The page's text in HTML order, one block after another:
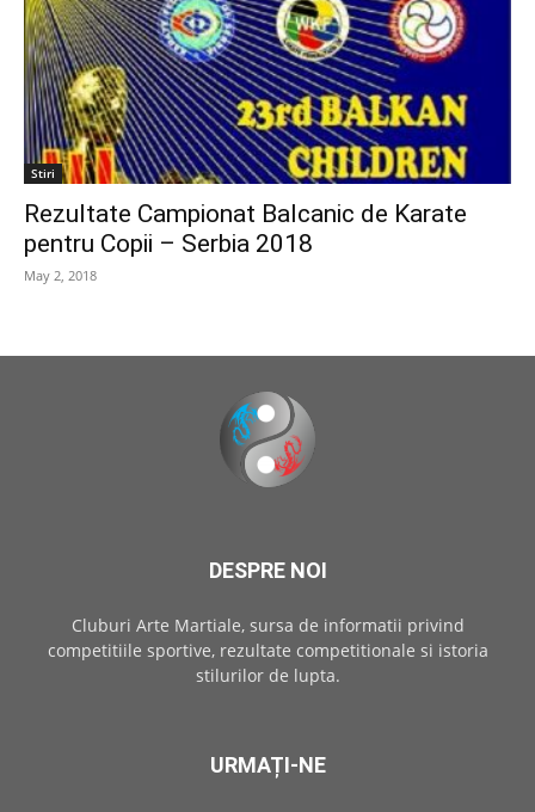
Stiri
Rezultate Campionat Balcanic de Karate
pentru Copii – Serbia 2018
May 2, 2018
DESPRE NOI
Cluburi Arte Martiale, sursa de informatii privind
competitiile sportive, rezultate competitionale si istoria
stilurilor de lupta.
URMAȚI-NE